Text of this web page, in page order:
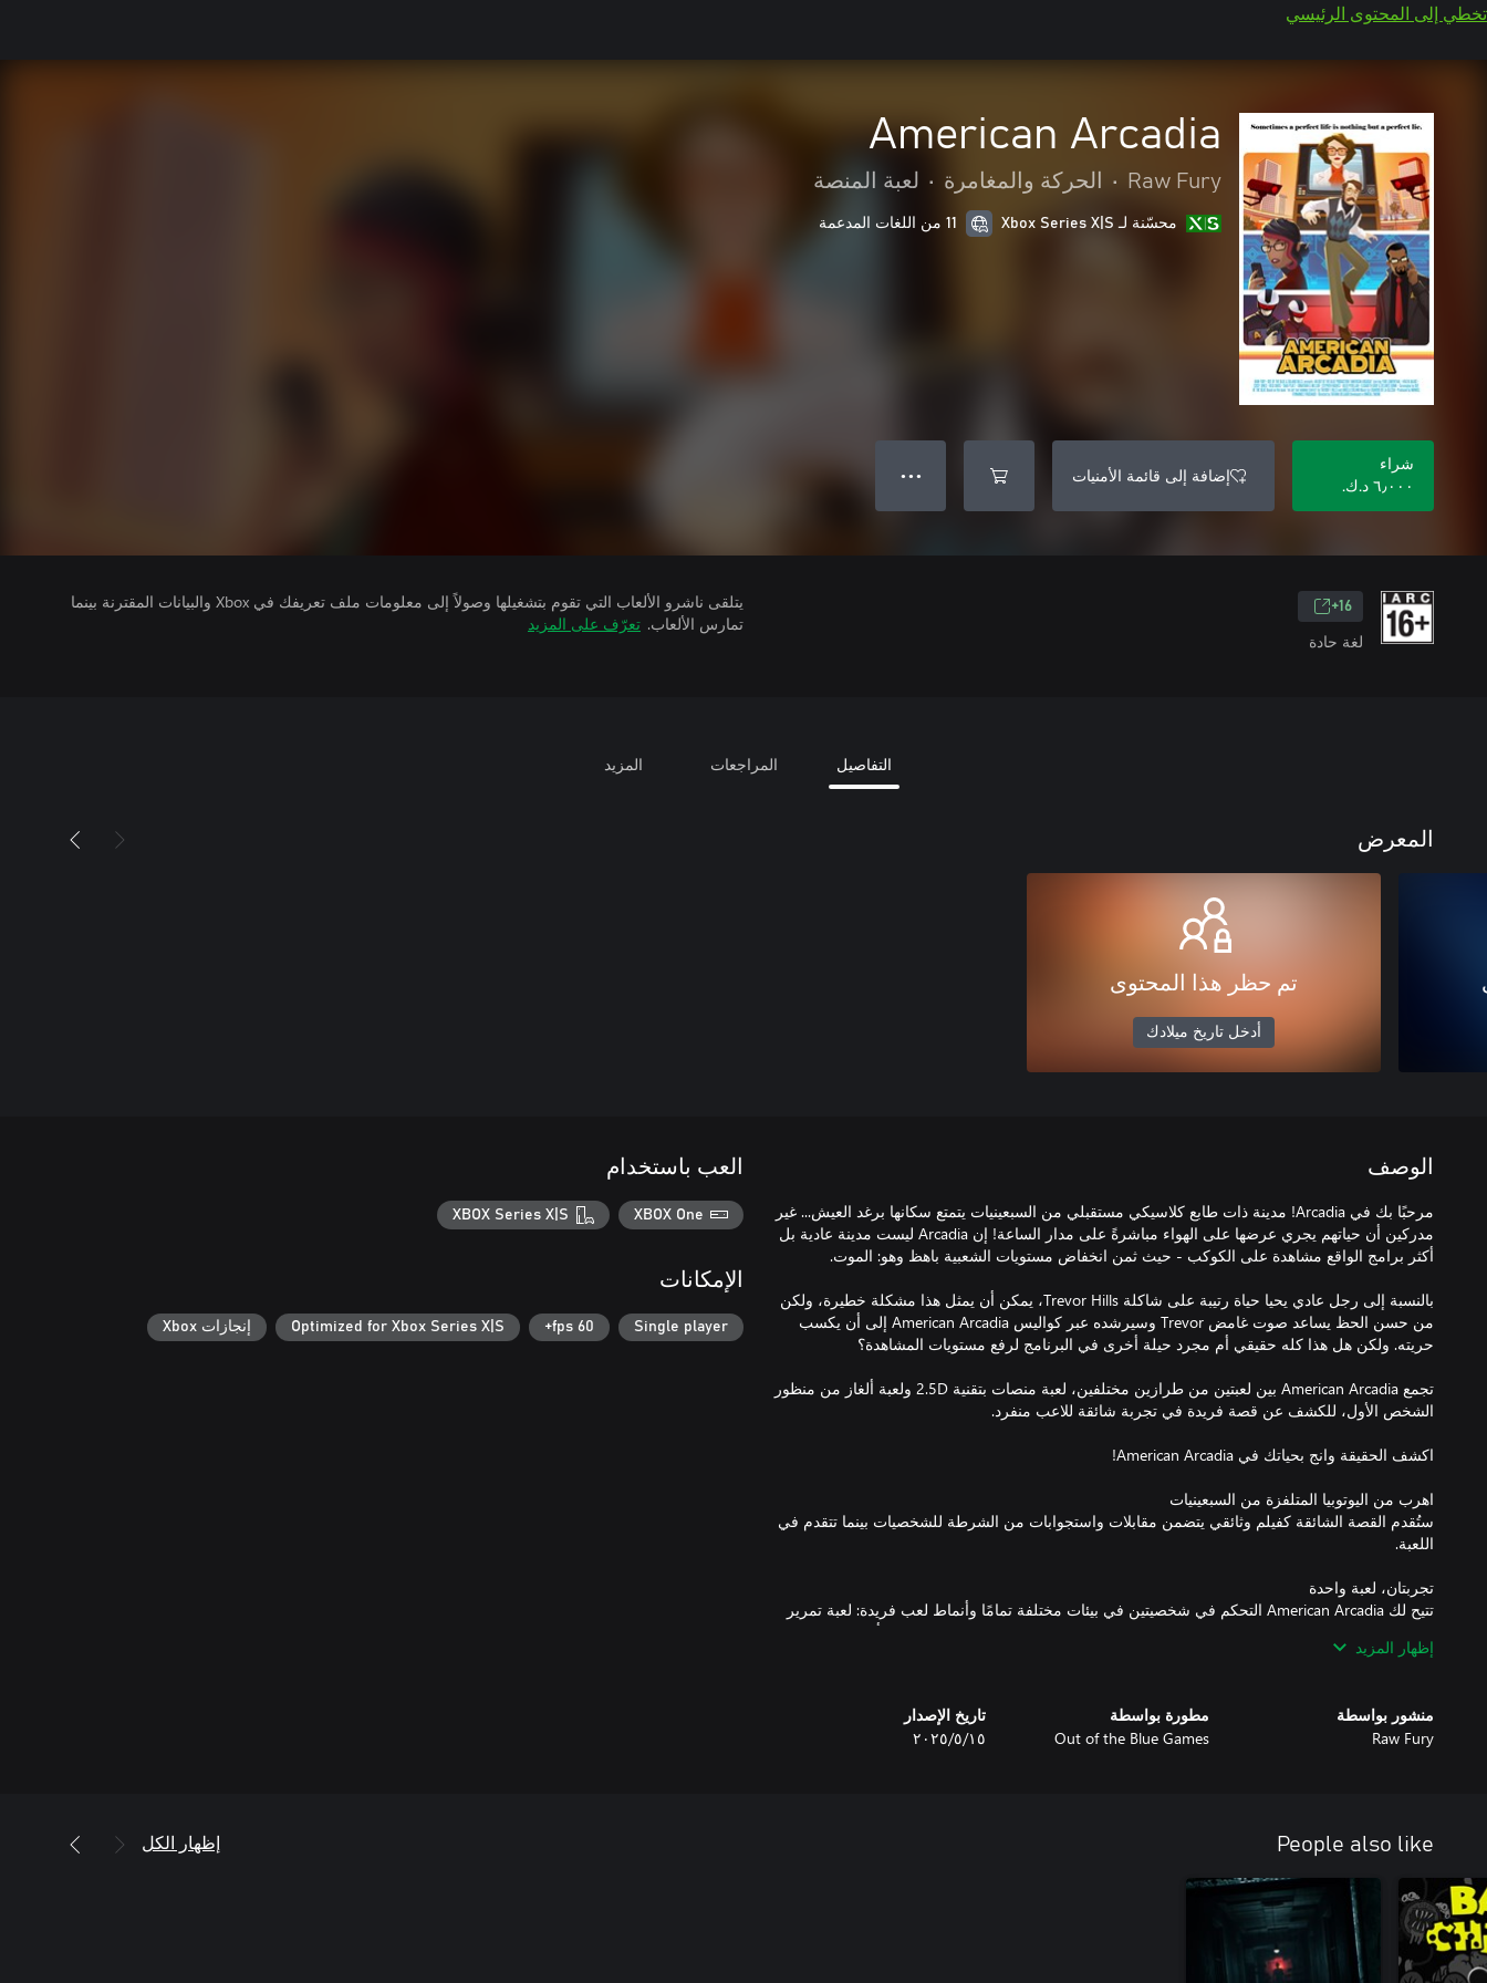
تخطي إلى المحتوى الرئيسي
American Arcadia
Raw Fury
• الحركة والمغامرة • لعبة المنصة
محسّنة لـ Xbox Series X|S 11 من اللغات المدعمة
شراء
٦٫٠٠٠ د.ك.‏
إضافة إلى قائمة الأمنيات ● ● ●
16+
لغة حادة
يتلقى ناشرو الألعاب التي تقوم بتشغيلها وصولاً إلى معلومات ملف تعريفك في Xbox والبيانات المقترنة بينما
تمارس الألعاب. تعرّف على المزيد
التفاصيل المراجعات المزيد
المعرض
تم حظر هذا المحتوى
أدخل تاريخ ميلادك
الوصف
مرحبًا بك في Arcadia! مدينة ذات طابع كلاسيكي مستقبلي من السبعينيات يتمتع سكانها برغد العيش... غير
مدركين أن حياتهم يجري عرضها على الهواء مباشرةً على مدار الساعة! إن Arcadia ليست مدينة عادية بل
بالنسبة إلى رجل عادي يحيا حياة رتيبة على شاكلة Trevor Hills، يمكن أن يمثل هذا مشكلة خطيرة، ولكن
من حسن الحظ يساعد صوت غامض Trevor وسيرشده عبر كواليس American Arcadia إلى أن يكسب
تجمع American Arcadia بين لعبتين من طرازين مختلفين، لعبة منصات بتقنية 2.5D ولعبة ألغاز من منظور
ستُقدم القصة الشائقة كفيلم وثائقي يتضمن مقابلات واستجوابات من الشرطة للشخصيات بينما تتقدم في
تتيح لك American Arcadia التحكم في شخصيتين في بيئات مختلفة تمامًا وأنماط لعب فريدة: لعبة تمرير
جانبي وحركة بتقنية 2.5D تتضمن مهمات صعبة على المنصات ومطاردات شائقة وتخفيًا وألغازًا. بالإضافة إلى
إظهار المزيد
منشور بواسطة
Raw Fury
مطورة بواسطة
Out of the Blue Games
تاريخ الإصدار
١٥‏/٥‏/٢٠٢٥
العب باستخدام
XBOX One
XBOX Series X|S
الإمكانات
Single player
60 fps+
Optimized for Xbox Series X|S إنجازات Xbox
People also like إظهار الكل